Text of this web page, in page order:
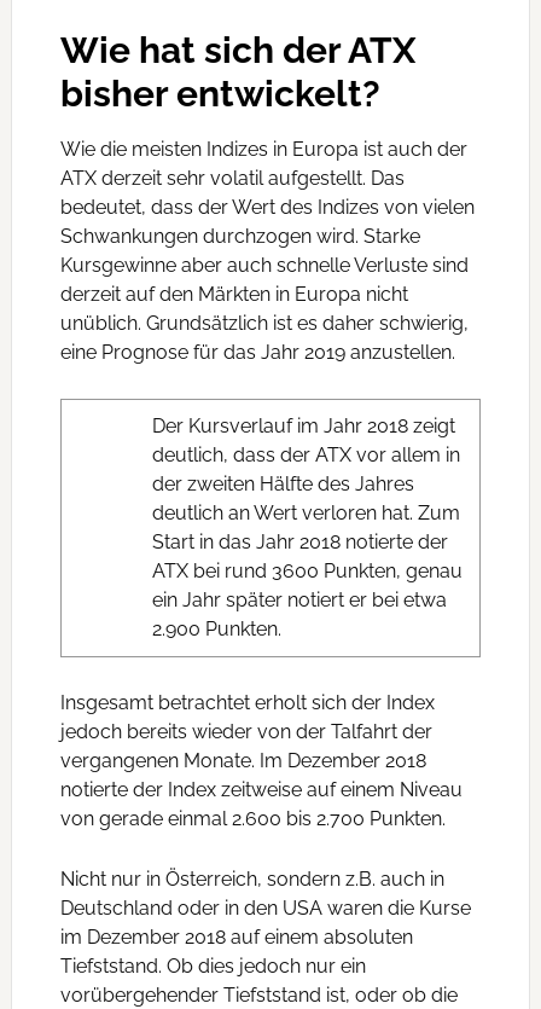
Wie hat sich der ATX
bisher entwickelt?
Wie die meisten Indizes in Europa ist auch der
ATX derzeit sehr volatil aufgestellt. Das
bedeutet, dass der Wert des Indizes von vielen
Schwankungen durchzogen wird. Starke
Kursgewinne aber auch schnelle Verluste sind
derzeit auf den Märkten in Europa nicht
unüblich. Grundsätzlich ist es daher schwierig,
eine Prognose für das Jahr 2019 anzustellen.
Der Kursverlauf im Jahr 2018 zeigt
deutlich, dass der ATX vor allem in
der zweiten Hälfte des Jahres
deutlich an Wert verloren hat. Zum
Start in das Jahr 2018 notierte der
ATX bei rund 3600 Punkten, genau
ein Jahr später notiert er bei etwa
2.900 Punkten.
Insgesamt betrachtet erholt sich der Index
jedoch bereits wieder von der Talfahrt der
vergangenen Monate. Im Dezember 2018
notierte der Index zeitweise auf einem Niveau
von gerade einmal 2.600 bis 2.700 Punkten.
Nicht nur in Österreich, sondern z.B. auch in
Deutschland oder in den USA waren die Kurse
im Dezember 2018 auf einem absoluten
Tiefststand. Ob dies jedoch nur ein
vorübergehender Tiefststand ist, oder ob die